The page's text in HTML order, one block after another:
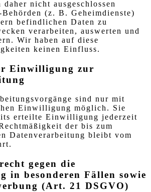
nicht ausgeschlossen
Behörden (z. B. Geheimdienste)
befindlichen Daten zu
verarbeiten, auswerten und
Wir haben auf diese
keinen Einfluss.
Einwilligung zur
sind nur mit
Einwilligung möglich. Sie
erteilte Einwilligung jederzeit
der bis zum
Datenverarbeitung bleibt vom
gegen die
in besonderen Fällen sowie
(Art. 21 DSGVO)